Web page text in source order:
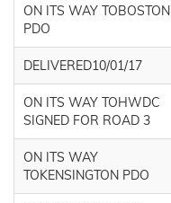
ON ITS WAY TOBOSTON
PDO
DELIVERED10/01/17
ON ITS WAY TOHWDC
SIGNED FOR ROAD 3
ON ITS WAY
TOKENSINGTON PDO